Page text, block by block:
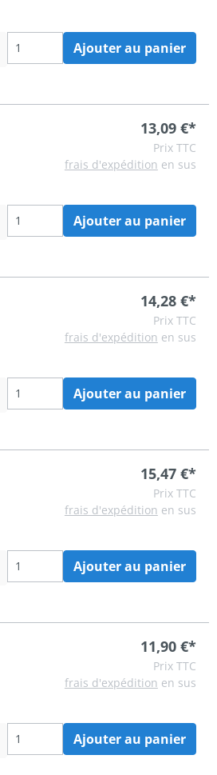
Ajouter au panier
13,09 €*
Prix TTC
frais d'expédition en sus
Ajouter au panier
14,28 €*
Prix TTC
frais d'expédition en sus
Ajouter au panier
15,47 €*
Prix TTC
frais d'expédition en sus
Ajouter au panier
11,90 €*
Prix TTC
frais d'expédition en sus
Ajouter au panier